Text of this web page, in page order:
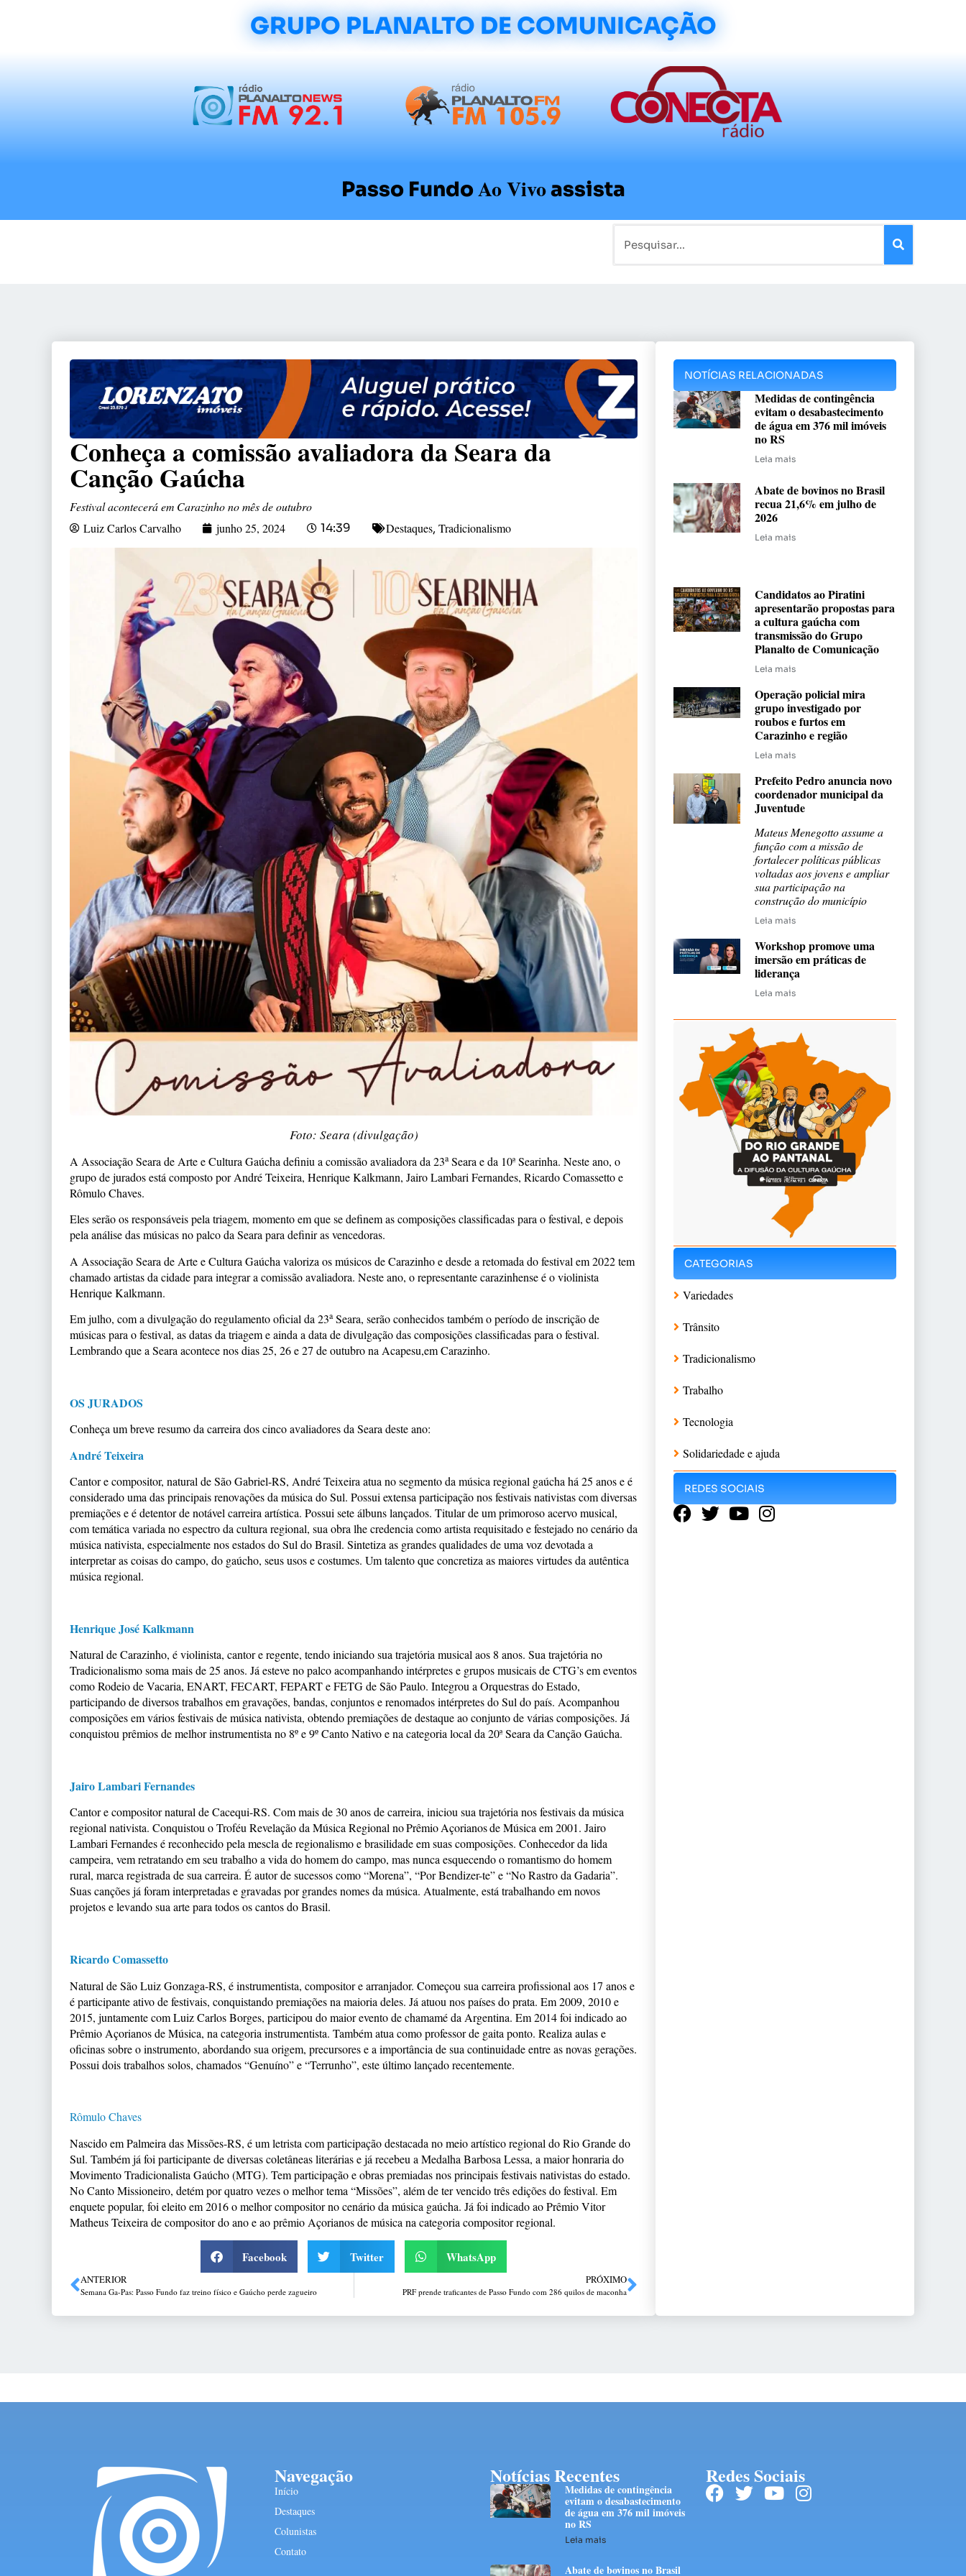
GRUPO PLANALTO DE COMUNICAÇÃO
Passo FundoAo Vivoassista
Conheça a comissão avaliadora da Seara da
Canção Gaúcha
Festival acontecerá em Carazinho no mês de outubro
Luiz Carlos Carvalho
junho 25, 2024 14:39 Destaques, Tradicionalismo
Foto: Seara (divulgação)
A Associação Seara de Arte e Cultura Gaúcha definiu a comissão avaliadora da 23aSeara e da 10ª Searinha. Neste ano, o
grupo de jurados está composto por André Teixeira, Henrique Kalkmann, Jairo Lambari Fernandes, Ricardo Comassetto e
Rômulo Chaves.
Eles serão os responsáveis pela triagem, momento em que se definem as composições classificadas para o festival, e depois
pela análise das músicas no palco da Seara para definir as vencedoras.
A Associação Seara de Arte e Cultura Gaúcha valoriza os músicos de Carazinho e desde a retomada do festival em 2022 tem
chamado artistas da cidade para integrar a comissão avaliadora. Neste ano, o representante carazinhense é o violinista
Henrique Kalkmann.
Em julho, com a divulgação do regulamento oficial da 23aSeara, serão conhecidos também o período de inscrição de
músicas para o festival, as datas da triagem e ainda a data de divulgação das composições classificadas para o festival.
Lembrando que a Seara acontece nos dias 25, 26 e 27 de outubro na Acapesu,em Carazinho.
OS JURADOS
Conheça um breve resumo da carreira dos cinco avaliadores da Seara deste ano:
André Teixeira
Cantor e compositor, natural de São Gabriel-RS, André Teixeira atua no segmento da música regional gaúcha há 25 anos e é
considerado uma das principais renovações da música do Sul. Possui extensa participação nos festivais nativistas com diversas
premiações e é detentor de notável carreira artística. Possui sete álbuns lançados. Titular de um primoroso acervo musical,
com temática variada no espectro da cultura regional, sua obra lhe credencia como artista requisitado e festejado no cenário da
música nativista, especialmente nos estados do Sul do Brasil. Sintetiza as grandes qualidades de uma voz devotada a
interpretar as coisas do campo, do gaúcho, seus usos e costumes. Um talento que concretiza as maiores virtudes da autêntica
música regional.
Henrique José Kalkmann
Natural de Carazinho, é violinista, cantor e regente, tendo iniciando sua trajetória musical aos 8 anos. Sua trajetória no
Tradicionalismo soma mais de 25 anos. Já esteve no palco acompanhando intérpretes e grupos musicais de CTG’s em eventos
como Rodeio de Vacaria, ENART, FECART, FEPART e FETG de São Paulo. Integrou a Orquestras do Estado,
participando de diversos trabalhos em gravações, bandas, conjuntos e renomados intérpretes do Sul do país. Acompanhou
composições em vários festivais de música nativista, obtendo premiações de destaque ao conjunto de várias composições. Já
conquistou prêmios de melhor instrumentista no 8º e 9º Canto Nativo e na categoria local da 20ª Seara da Canção Gaúcha.
Jairo Lambari Fernandes
Cantor e compositor natural de Cacequi-RS. Com mais de 30 anos de carreira, iniciou sua trajetória nos festivais da música
regional nativista. Conquistou o Troféu Revelação da Música Regional no Prêmio Açorianos de Música em 2001. Jairo
Lambari Fernandes é reconhecido pela mescla de regionalismo e brasilidade em suas composições. Conhecedor da lida
campeira, vem retratando em seu trabalho a vida do homem do campo, mas nunca esquecendo o romantismo do homem
rural, marca registrada de sua carreira. É autor de sucessos como “Morena”, “Por Bendizer-te” e “No Rastro da Gadaria”.
Suas canções já foram interpretadas e gravadas por grandes nomes da música. Atualmente, está trabalhando em novos
projetos e levando sua arte para todos os cantos do Brasil.
Ricardo Comassetto
Natural de São Luiz Gonzaga-RS, é instrumentista, compositor e arranjador. Começou sua carreira profissional aos 17 anos e
é participante ativo de festivais, conquistando premiações na maioria deles. Já atuou nos países do prata. Em 2009, 2010 e
2015, juntamente com Luiz Carlos Borges, participou do maior evento de chamamé da Argentina. Em 2014 foi indicado ao
Prêmio Açorianos de Música, na categoria instrumentista. Também atua como professor de gaita ponto. Realiza aulas e
oficinas sobre o instrumento, abordando sua origem, precursores e a importância de sua continuidade entre as novas gerações.
Possui dois trabalhos solos, chamados “Genuíno” e “Terrunho”, este último lançado recentemente.
Rômulo Chaves
Nascido em Palmeira das Missões-RS, é um letrista com participação destacada no meio artístico regional do Rio Grande do
Sul. Também já foi participante de diversas coletâneas literárias e já recebeu a Medalha Barbosa Lessa, a maior honraria do
Movimento Tradicionalista Gaúcho (MTG). Tem participação e obras premiadas nos principais festivais nativistas do estado.
No Canto Missioneiro, detém por quatro vezes o melhor tema “Missões”, além de ter vencido três edições do festival. Em
enquete popular, foi eleito em 2016 o melhor compositor no cenário da música gaúcha. Já foi indicado ao Prêmio Vitor
Matheus Teixeira de compositor do ano e ao prêmio Açorianos de música na categoria compositor regional.
Facebook Twitter WhatsApp
ANTERIOR
Semana Ga-Pas: Passo Fundo faz treino físico e Gaúcho perde zagueiro
PRÓXIMO
PRF prende traficantes de Passo Fundo com 286 quilos de maconha
NOTÍCIAS RELACIONADAS
Medidas de contingência
evitam o desabastecimento
de água em 376 mil imóveis
no RS
Leia mais
Abate de bovinos no Brasil
recua 21,6% em julho de
2026
Leia mais
Candidatos ao Piratini
apresentarão propostas para
a cultura gaúcha com
transmissão do Grupo
Planalto de Comunicação
Leia mais
Operação policial mira
grupo investigado por
roubos e furtos em
Carazinho e região
Leia mais
Prefeito Pedro anuncia novo
coordenador municipal da
Juventude
Mateus Menegotto assume a
função com a missão de
fortalecer políticas públicas
voltadas aos jovens e ampliar
sua participação na
construção do município
Leia mais
Workshop promove uma
imersão em práticas de
liderança
Leia mais
CATEGORIAS
Variedades
Trânsito
Tradicionalismo
Trabalho
Tecnologia
Solidariedade e ajuda
REDES SOCIAIS
Navegação
Início
Destaques
Colunistas
Contato
Notícias Recentes
Medidas de contingência
evitam o desabastecimento
de água em 376 mil imóveis
no RS
Leia mais
Abate de bovinos no Brasil
Redes Sociais